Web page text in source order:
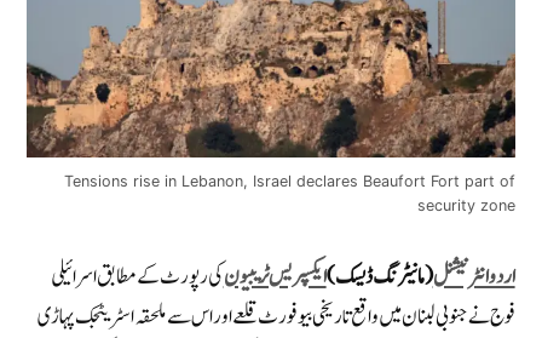
Tensions rise in Lebanon, Israel declares Beaufort Fort part of
security zone
اردو انٹرنیشنل(مانیٹرنگ ڈیسک)ایکسپریس ٹریبیونکی رپورٹ کے مطابقاسرائیلی
فوج نے جنوبی لبنان میں واقع تاریخی بیوفورٹ قلعے اور اس سے ملحقہ اسٹریٹجک پہاڑی